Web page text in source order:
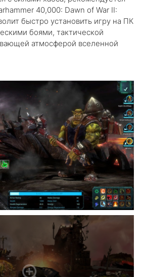
40,000: Dawn of War II:
быстро установить игру на ПК
боями, тактической
атмосферой вселенной